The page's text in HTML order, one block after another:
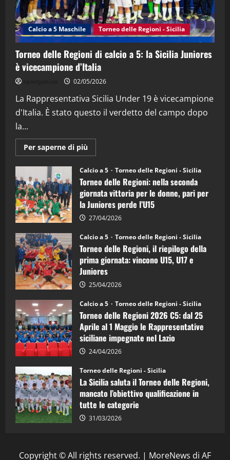
4
“SportEmpire” in Podcast: 27^ Puntata
(Martedi 14 Aprile 2026)
15/04/2026
"SportEmpire" in Podcast
“SportEmpire” in Podcast: 26^ Puntata
08/04/2026
Calcio a 5 Maschile Torneo delle Regioni - Sicilia
Torneo delle Regioni di calcio a 5: la Sicilia Juniores
è vicecampione d’Italia
02/05/2026
La Rappresentativa Sicilia Under 19 è vicecampione
d'Italia. È stato questo il verdetto del campo dopo
la...
Per saperne di più
informazioni
Torneo
delle
Regioni
di
calcio
a
5:
la
Juniores
è
vicecampione
d’Italia
Calcio a 5 Torneo delle Regioni - Sicilia
Torneo delle Regioni: nella seconda
giornata vittoria per le donne, pari per
la Juniores perde l’U15
27/04/2026
Calcio a 5 Torneo delle Regioni - Sicilia
Torneo delle Regioni, il riepilogo della
prima giornata: vincono U15, U17 e
Juniores
25/04/2026
Calcio a 5 Torneo delle Regioni - Sicilia
Torneo delle Regioni 2026 C5: dal 25
Aprile al 1 Maggio le Rappresentative
siciliane impegnate nel Lazio
24/04/2026
Torneo delle Regioni - Sicilia
La Sicilia saluta il Torneo delle Regioni,
mancato l’obiettivo qualificazione in
tutte le categorie
31/03/2026
Copyright © All rights reserved. | MoreNews di AF